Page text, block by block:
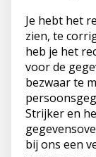
Je hebt het
zien, te
heb je het
voor de
bezwaar te
Strijker en
bij ons een